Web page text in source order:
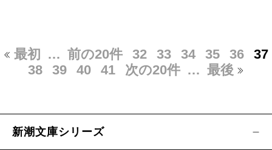
最初 … 前の20件 32 33 34 35 36
37
38
39 40 41 次の20件 … 最後
新潮文庫シリーズ